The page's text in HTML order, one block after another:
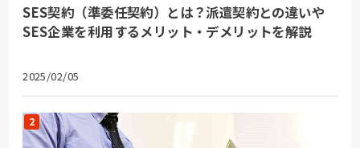
SES契約（準委任契約）とは？派遣契約との違いや
SES企業を利用するメリット・デメリットを解説
2025/02/05